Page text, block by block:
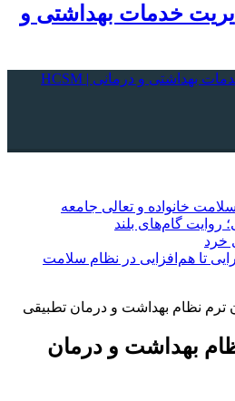
خدمات بهداشتی و
خانواده و تعالی جامعه
روایت گام‌های بلند
خرد
تا هم‌افزایی در نظام سلامت
ترم نظام بهداشت و درمان تطبیقی
بهداشت و درمان